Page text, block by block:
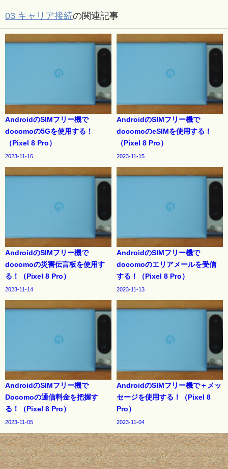
03 キャリア接続の関連記事
AndroidのSIMフリー機で
docomoの5Gを使用する！
（Pixel 8 Pro）
2023-11-16
AndroidのSIMフリー機で
docomoのeSIMを使用する！
（Pixel 8 Pro）
2023-11-15
AndroidのSIMフリー機で
docomoの災害伝言板を使用す
る！（Pixel 8 Pro）
2023-11-14
AndroidのSIMフリー機で
docomoのエリアメールを受信
する！（Pixel 8 Pro）
2023-11-13
AndroidのSIMフリー機で
Docomoの通信料金を把握す
る！（Pixel 8 Pro）
2023-11-05
AndroidのSIMフリー機で＋メッ
セージを使用する！（Pixel 8
Pro）
2023-11-04